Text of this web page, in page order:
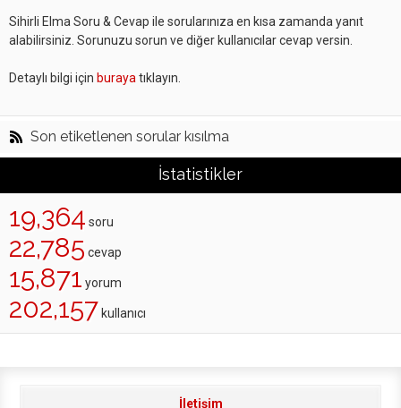
Sihirli Elma Soru & Cevap ile sorularınıza en kısa zamanda yanıt
alabilirsiniz. Sorunuzu sorun ve diğer kullanıcılar cevap versin.
Detaylı bilgi için buraya tıklayın.
Son etiketlenen sorular kısılma
İstatistikler
19,364 soru
22,785 cevap
15,871 yorum
202,157 kullanıcı
İletişim